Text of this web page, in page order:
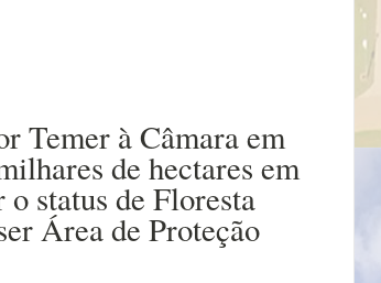
Temer à Câmara em
de hectares em
status de Floresta
Área de Proteção